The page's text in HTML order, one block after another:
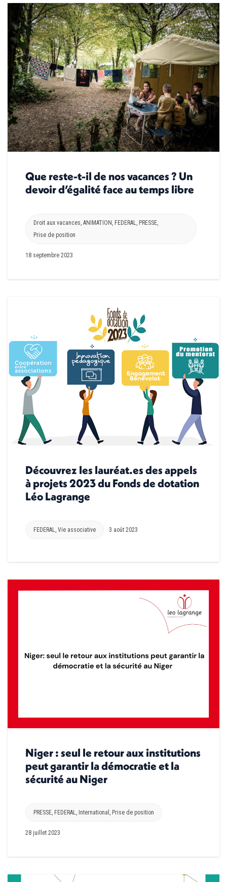
Que reste-t-il de nos vacances ? Un
devoir d’égalité face au temps libre
Droit aux vacances, ANIMATION , FEDERAL, PRESSE,
Prise de position
18 septembre 2023
Découvrez les lauréat.es des appels
à projets 2023 du Fonds de dotation
Léo Lagrange
FEDERAL, Vie associative 3 août 2023
Niger : seul le retour aux institutions
peut garantir la démocratie et la
sécurité au Niger
PRESSE FEDERAL International Prise de position
28 juillet 2023